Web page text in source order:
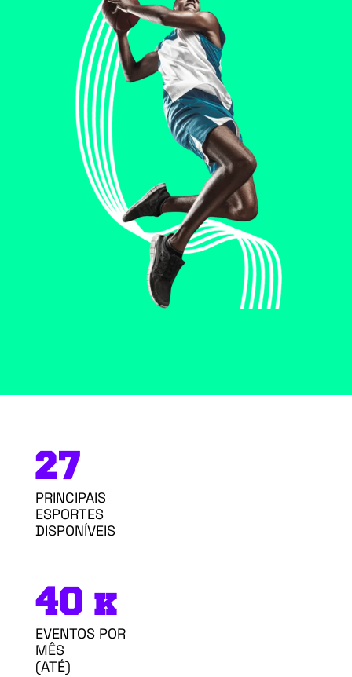
27
PRINCIPAIS
ESPORTES
DISPONÍVEIS
40 k
EVENTOS POR
MÊS
(ATÉ)